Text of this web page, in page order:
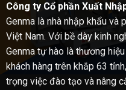
Công ty Cổ phần Xuất
Genma là nhà nhập khẩu và
Việt Nam. Với bề dày kinh
Genma tự hào là thương
khách hàng trên khắp 63
trọng việc đào tạo và nâng